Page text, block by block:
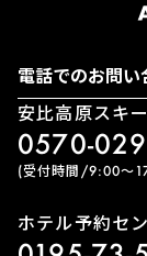
電話でのお問い
安比高原スキ
0570-
(受付時間/9:00〜
ホテル予約セ